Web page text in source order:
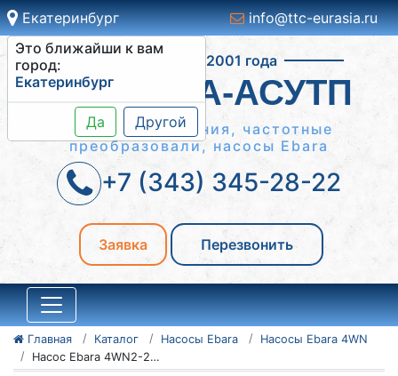
Екатеринбург
Это ближайши к вам
город:
Екатеринбург
Да Другой
info@ttc-eurasia.ru
Работаем с 2001 года
СИСТЕМА-АСУТП
Шкафы управления, частотные
преобразовали, насосы Ebara
+7 (343) 345-28-22
Заявка Перезвонить
Главная Каталог Насосы Ebara
Насосы Ebara 4WN
Насос Ebara 4WN2-20/1,1M OF EPE